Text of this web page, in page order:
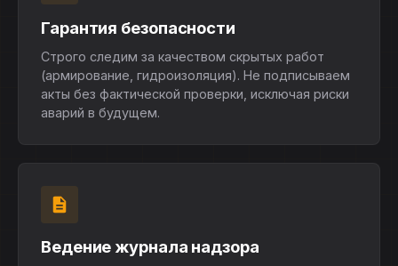
Гарантия безопасности
Строго следим за качеством скрытых работ
(армирование, гидроизоляция). Не подписываем
акты без фактической проверки, исключая риски
аварий в будущем.
Ведение журнала надзора